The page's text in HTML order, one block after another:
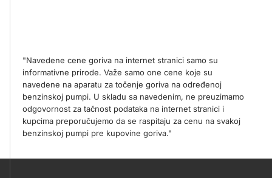
"Navedene cene goriva na internet stranici samo su
informativne prirode. Važe samo one cene koje su
navedene na aparatu za točenje goriva na određenoj
benzinskoj pumpi. U skladu sa navedenim, ne preuzimamo
odgovornost za tačnost podataka na internet stranici i
kupcima preporučujemo da se raspitaju za cenu na svakoj
benzinskoj pumpi pre kupovine goriva."